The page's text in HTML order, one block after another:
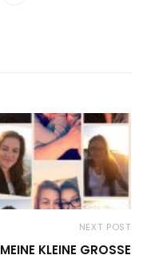
NEXT POST
MEINE KLEINE GROSSE T